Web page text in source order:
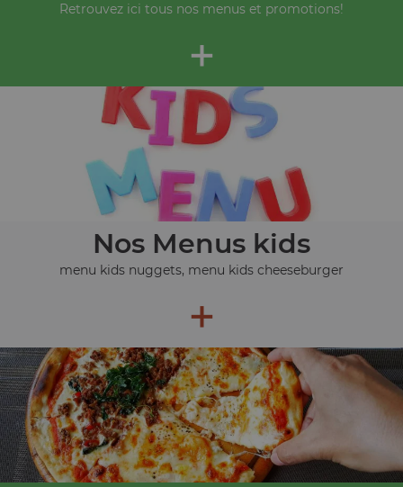
Retrouvez ici tous nos menus et promotions!
+
Nos Menus kids
menu kids nuggets, menu kids cheeseburger
+